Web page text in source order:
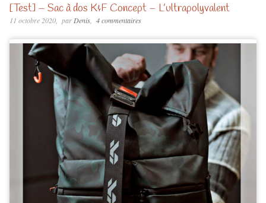
[Test] – Sac à dos K&F Concept – L’ultrapolyvalent
11 octobre 2020 par Denis 4 commentaires